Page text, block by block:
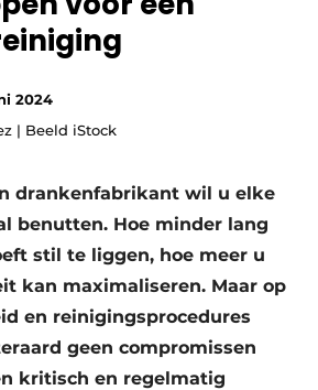
statement
2024
| Beeld iStock
drankenfabrikant wil u elke
benutten. Hoe minder lang
stil te liggen, hoe meer u
kan maximaliseren. Maar op
en reinigingsprocedures
geen compromissen
kritisch en regelmatig